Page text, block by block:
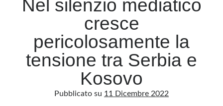
Archivio
Nel silenzio mediatico
cresce
pericolosamente la
tensione tra Serbia e
Kosovo
Pubblicato su 11 Dicembre 2022